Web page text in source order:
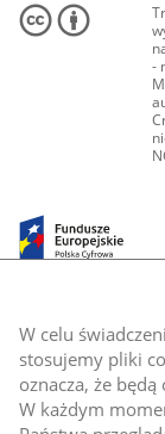
W celu
stosujemy pliki
oznacza, że
W każdym
-